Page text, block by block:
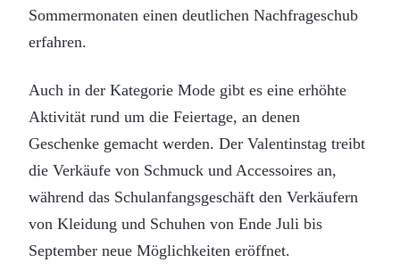
Sommermonaten einen deutlichen Nachfrageschub
erfahren.
Auch in der Kategorie Mode gibt es eine erhöhte
Aktivität rund um die Feiertage, an denen
Geschenke gemacht werden. Der Valentinstag treibt
die Verkäufe von Schmuck und Accessoires an,
während das Schulanfangsgeschäft den Verkäufern
von Kleidung und Schuhen von Ende Juli bis
September neue Möglichkeiten eröffnet.